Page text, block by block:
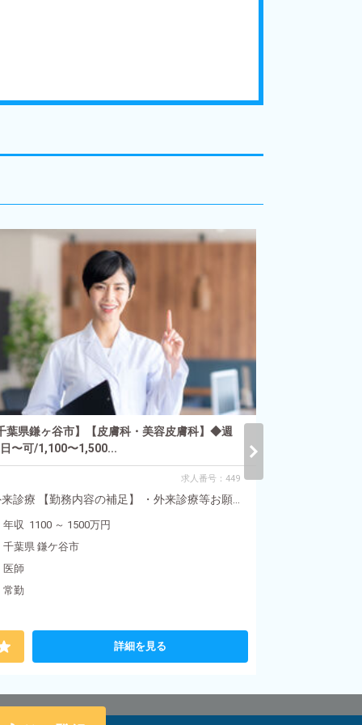
葉県鎌ヶ谷市】【皮膚科・美容皮膚科】◆週
〜可/1,100〜1,500...
求人番号：449
診療 【勤務内容の補足】 ・外来診療等お願...
年収 1100 ～ 1500万円
千葉県 鎌ケ谷市
医師
常勤
詳細を見る